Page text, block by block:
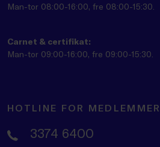
Man-tor 08:00-16:00, fre 08:00-15:30.
Carnet & certifikat:
Man-tor 09:00-16:00, fre 09:00-15:30.
HOTLINE FOR MEDLEMMER
3374 6400